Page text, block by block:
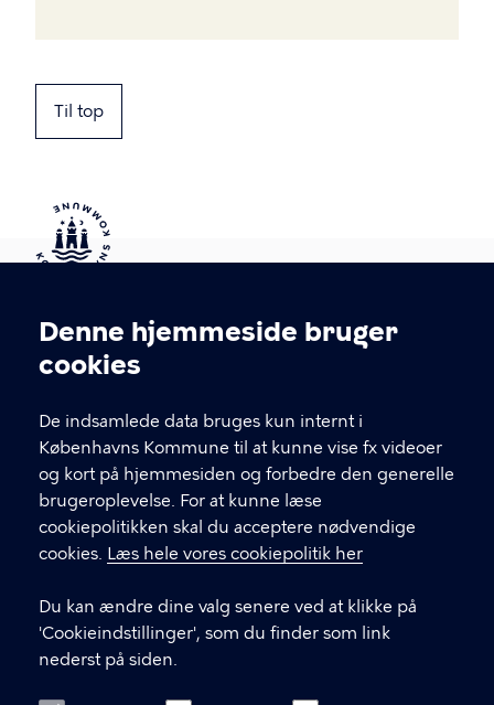
Cookieindstillinger
Denne hjemmeside bruger
cookies
De indsamlede data bruges kun internt i
Københavns Kommune til at kunne vise fx videoer
og kort på hjemmesiden og forbedre den generelle
brugeroplevelse. For at kunne læse
cookiepolitikken skal du acceptere nødvendige
cookies. Læs hele vores cookiepolitik her
Du kan ændre dine valg senere ved at klikke på
'Cookieindstillinger', som du finder som link
nederst på siden.
Til top
Kontakt Københavns Kommune
T
fFind andre kontakter her
CVR-nummer64942212
GENVEJE
Digital Post
Databeskyttelse